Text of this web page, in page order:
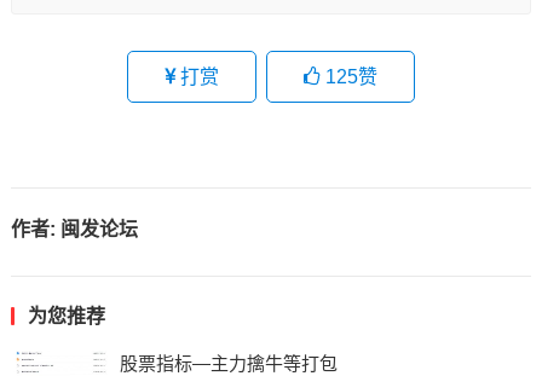
打赏 125赞
作者: 闽发论坛
为您推荐
股票指标—主力擒牛等打包